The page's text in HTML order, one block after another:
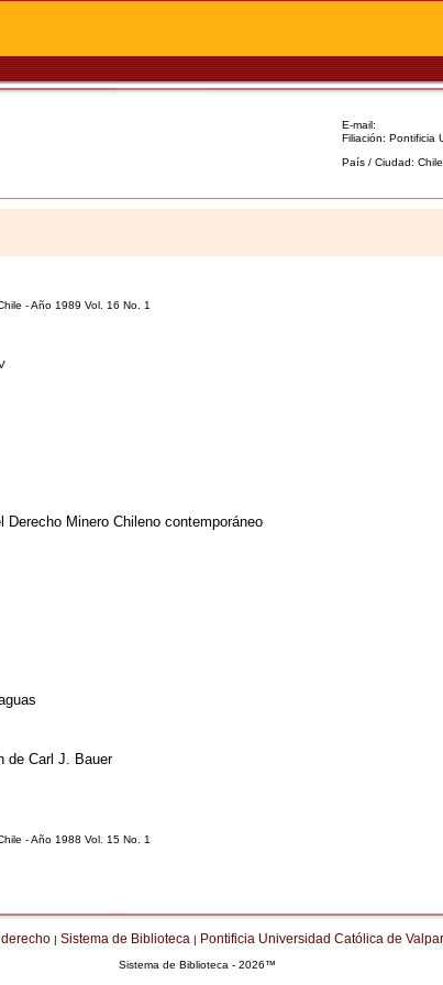
E-mail:
Filiación: Pontificia
País / Ciudad:
- Año 1989 Vol. 16 No. 1
Minero Chileno contemporáneo
de Carl J. Bauer
- Año 1988 Vol. 15 No. 1
| Sistema de Biblioteca | Pontificia Universidad Católica de
Sistema de Biblioteca - 2026™